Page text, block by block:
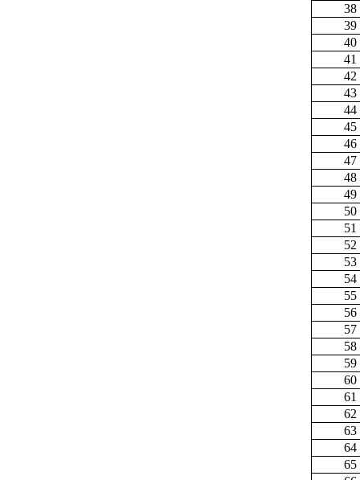
38
39
40
41
42
43
44
45
46
47
48
49
50
51
52
53
54
55
56
57
58
59
60
61
62
63
64
65